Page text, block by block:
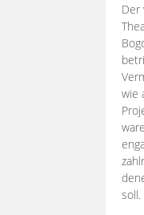
Der
wie
zahlr
soll.